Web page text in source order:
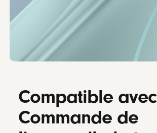
Compatible avec
Commande de